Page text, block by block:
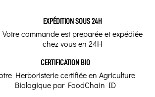
EXPÉDITION SOUS 24H
Votre commande est preparée et expédiée
chez vous en 24H
CERTIFICATION BIO
Herboristerie certifiée en Agriculture
Biologique par FoodChain ID